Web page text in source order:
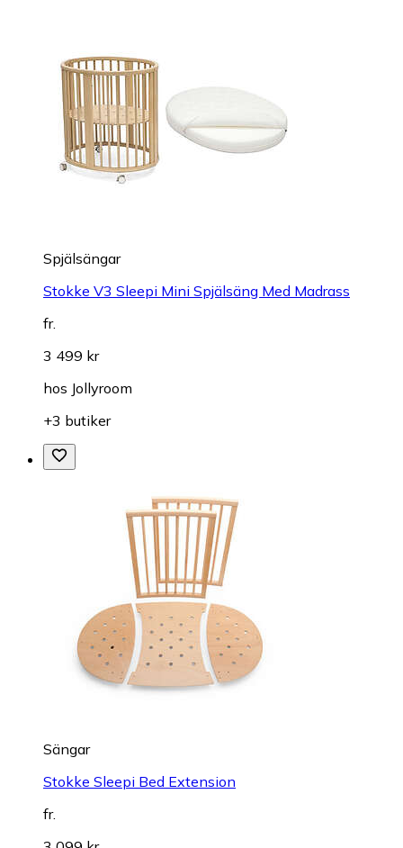
Spjälsängar
Stokke V3 Sleepi Mini Spjälsäng Med Madrass
fr.
3 499 kr
hos Jollyroom
+3 butiker
Sängar
Stokke Sleepi Bed Extension
fr.